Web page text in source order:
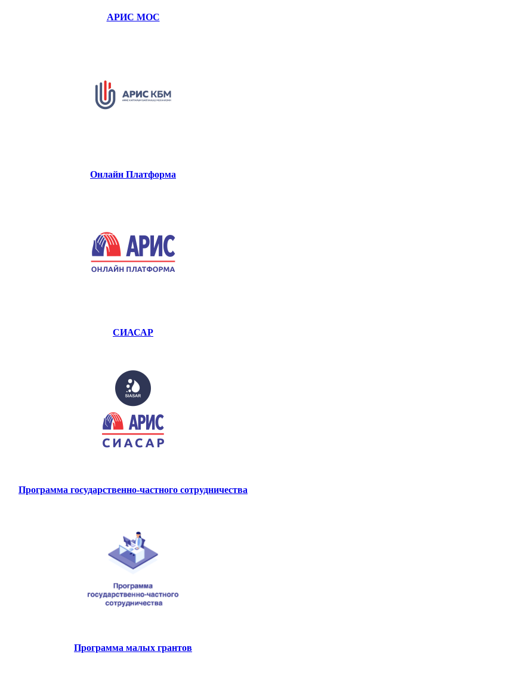
АРИС МОС
Онлайн Платформа
СИАСАР
Программа государственно-частного сотрудничества
Программа малых грантов